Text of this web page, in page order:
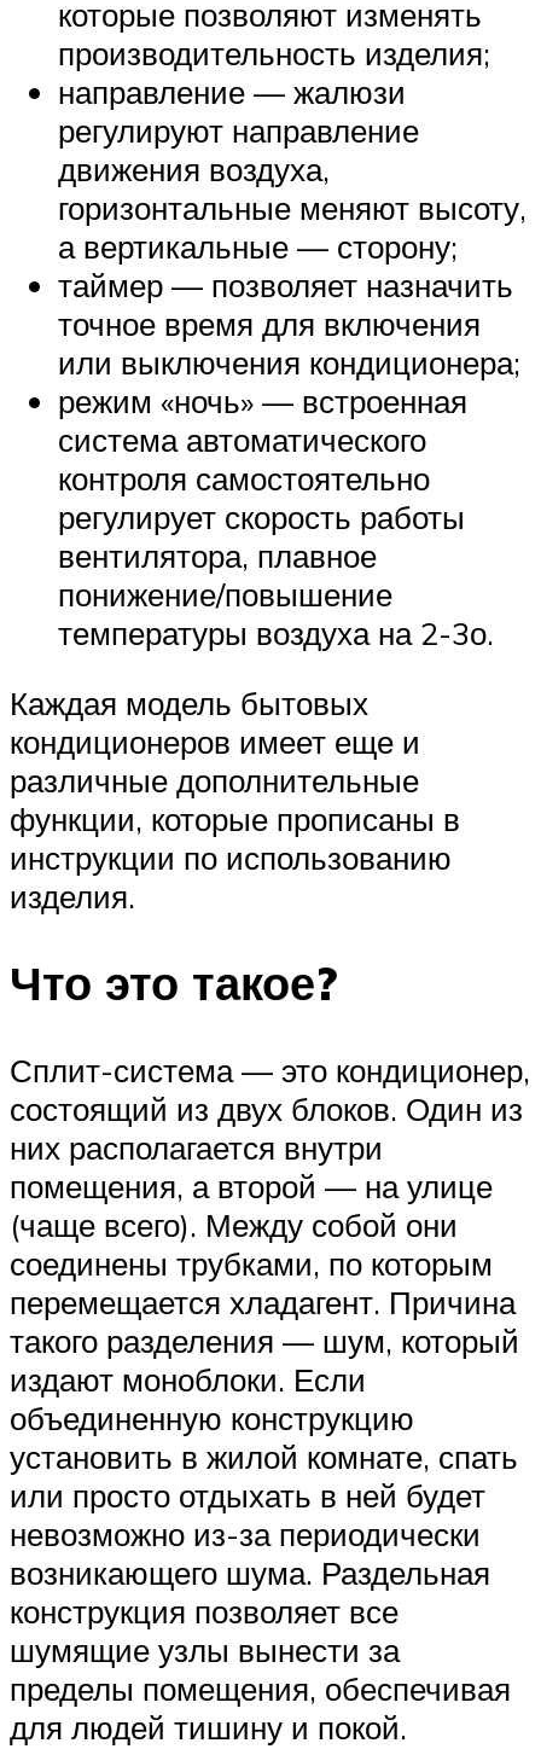
которые позволяют изменять
производительность изделия;
направление — жалюзи
регулируют направление
движения воздуха,
горизонтальные меняют высоту,
а вертикальные — сторону;
таймер — позволяет назначить
точное время для включения
или выключения кондиционера;
режим «ночь» — встроенная
система автоматического
контроля самостоятельно
регулирует скорость работы
вентилятора, плавное
понижение/повышение
температуры воздуха на 2-3о.
Каждая модель бытовых
кондиционеров имеет еще и
различные дополнительные
функции, которые прописаны в
инструкции по использованию
изделия.
Что это такое?
Сплит-система — это кондиционер,
состоящий из двух блоков. Один из
них располагается внутри
помещения, а второй — на улице
(чаще всего). Между собой они
соединены трубками, по которым
перемещается хладагент. Причина
такого разделения — шум, который
издают моноблоки. Если
объединенную конструкцию
установить в жилой комнате, спать
или просто отдыхать в ней будет
невозможно из-за периодически
возникающего шума. Раздельная
конструкция позволяет все
шумящие узлы вынести за
пределы помещения, обеспечивая
для людей тишину и покой.